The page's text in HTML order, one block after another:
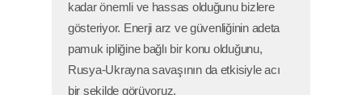
kadar önemli ve hassas olduğunu bizlere
gösteriyor. Enerji arz ve güvenliğinin adeta
pamuk ipliğine bağlı bir konu olduğunu,
Rusya-Ukrayna savaşının da etkisiyle acı
bir şekilde görüyoruz.